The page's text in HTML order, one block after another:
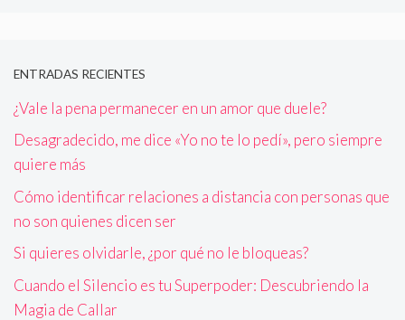
ENTRADAS RECIENTES
¿Vale la pena permanecer en un amor que duele?
Desagradecido, me dice «Yo no te lo pedí», pero siempre
quiere más
Cómo identificar relaciones a distancia con personas que
no son quienes dicen ser
Si quieres olvidarle, ¿por qué no le bloqueas?
Cuando el Silencio es tu Superpoder: Descubriendo la
Magia de Callar